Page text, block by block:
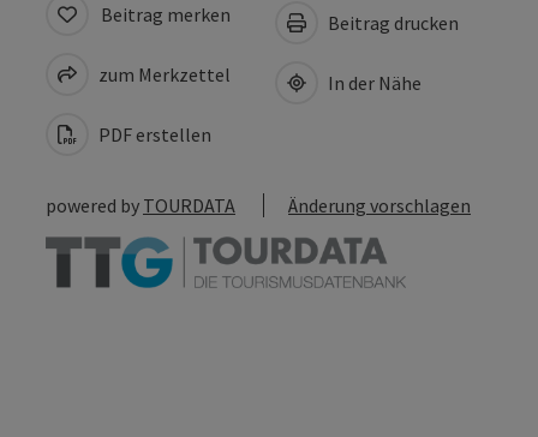
Beitrag merken
zum Merkzettel
PDF erstellen
Beitrag drucken
In der Nähe
powered by TOURDATA Änderung vorschlagen